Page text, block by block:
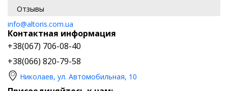
Отзывы
info@altoris.com.ua
Контактная информация
+38(067) 706-08-40
+38(066) 820-79-58
Николаев, ул. Автомобильная, 10